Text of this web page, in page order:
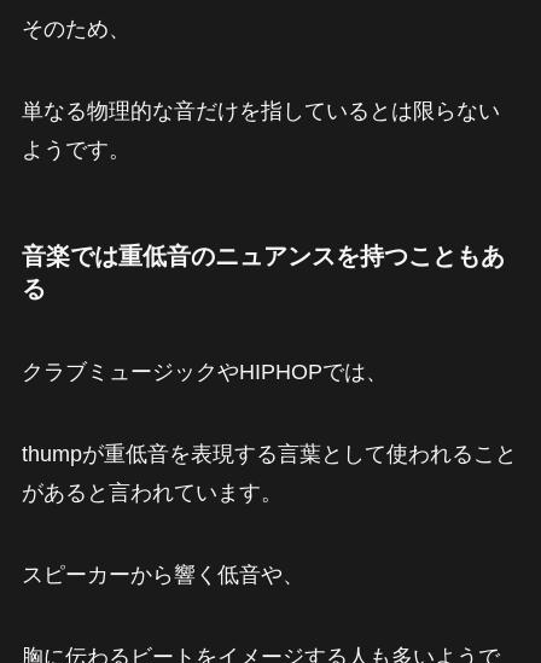
そのため、
単なる物理的な音だけを指しているとは限らない
ようです。
音楽では重低音のニュアンスを持つこともあ
る
クラブミュージックやHIPHOPでは、
thumpが重低音を表現する言葉として使われること
があると言われています。
スピーカーから響く低音や、
胸に伝わるビートをイメージする人も多いようで